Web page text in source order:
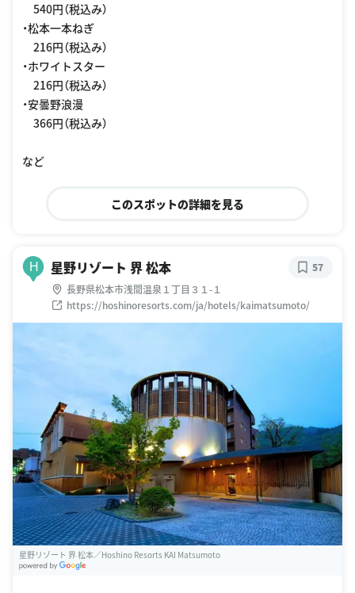
540円（税込み）
・松本一本ねぎ
216円（税込み）
・ホワイトスター
216円（税込み）
・安曇野浪漫
366円（税込み）
など
このスポットの詳細を見る
H 星野リゾート 界 松本
長野県松本市浅間温泉１丁目３１-１
https://hoshinoresorts.com/ja/hotels/kaimatsumoto/
57
星野リゾート 界 松本／Hoshino Resorts KAI Matsumoto